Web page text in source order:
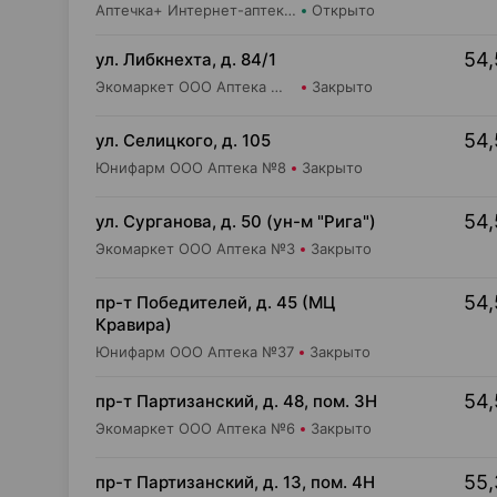
Аптечка+ Интернет-аптека apte4kaminsk.by Открыто
ул. Либкнехта, д. 84/1
Экомаркет ООО Аптека №1 пятой категории Закрыто
ул. Селицкого, д. 105
Юнифарм ООО Аптека №8 Закрыто
ул. Сурганова, д. 50 (ун-м "Рига")
Экомаркет ООО Аптека №3 Закрыто
пр-т Победителей, д. 45 (МЦ
Кравира)
Юнифарм ООО Аптека №37 Закрыто
пр-т Партизанский, д. 48, пом. 3Н
Экомаркет ООО Аптека №6 Закрыто
пр-т Партизанский, д. 13, пом. 4Н